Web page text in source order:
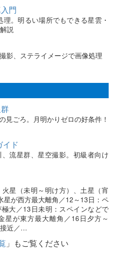
門
理。明るい場所でもできる星雲・
説
影、ステライメージで画像処理
見ごろ。月明かりゼロの好条件！
イド
流星群、星空撮影。初級者向け
星（未明～明け方）、土星（宵
星が西方最大離角／12～13日：ペ
大／13日未明：スペインなどで
星が東方最大離角／16日夕方～
近／…
」もご覧ください